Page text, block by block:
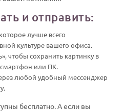
и отправить:
лучше всего
культуре вашего офиса.
чтобы сохранить картинку в
или ПК.
любой удобный мессенджер
бесплатно. А если вы